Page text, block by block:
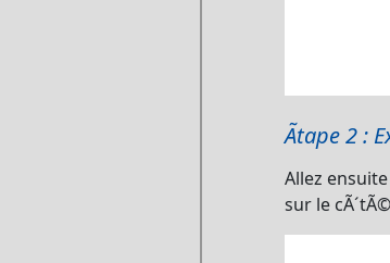
Ãtape 2 :
Allez
sur le